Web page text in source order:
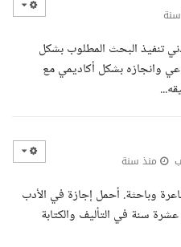
تنفيذ البحث المطلوب بشكل
وانجازه بشكل أكاديمي مع
منذ سنة
وباحثة. أحمل إجازة في الأدب
سنة في التأليف والكتابة